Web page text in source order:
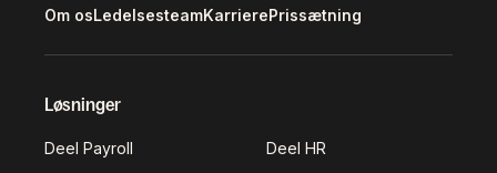
Om osLedelsesteamKarrierePrissætning
Løsninger
Deel Payroll Deel HR